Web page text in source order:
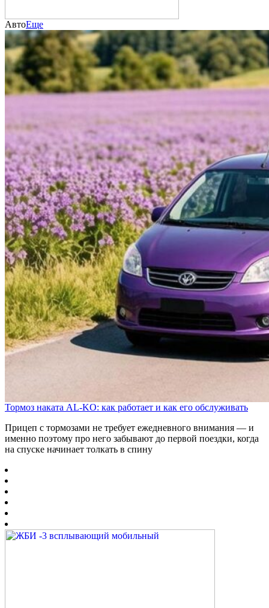
АвтоЕще
Тормоз наката AL-KO: как работает и как его обслуживать
Прицеп с тормозами не требует ежедневного внимания — и
именно поэтому про него забывают до первой поездки, когда
на спуске начинает толкать в спину